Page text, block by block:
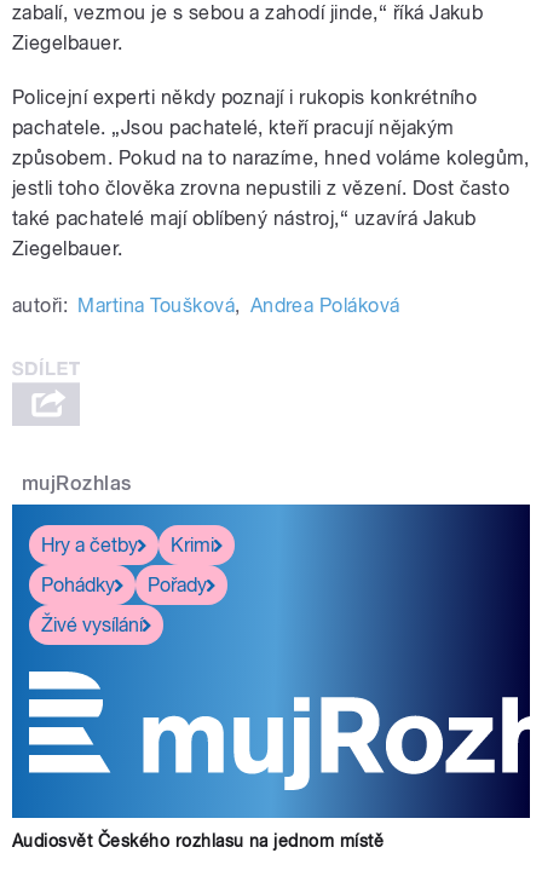
zabalí, vezmou je s sebou a zahodí jinde,“ říká Jakub
Ziegelbauer.
Policejní experti někdy poznají i rukopis konkrétního
pachatele. „Jsou pachatelé, kteří pracují nějakým
způsobem. Pokud na to narazíme, hned voláme kolegům,
jestli toho člověka zrovna nepustili z vězení. Dost často
také pachatelé mají oblíbený nástroj,“ uzavírá Jakub
Ziegelbauer.
autoři: Martina Toušková, Andrea Poláková
mujRozhlas
Hry a četby
Krimi
Pohádky
Pořady
Živé vysílání
Audiosvět Českého rozhlasu na jednom místě